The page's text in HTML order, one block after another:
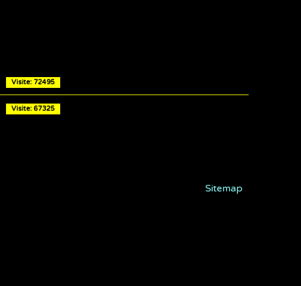
Visite: 72495
Visite: 67325
Sitemap